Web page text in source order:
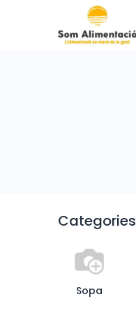
Categories
Sopa